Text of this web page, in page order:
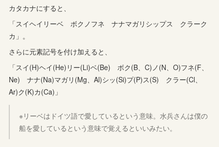
カタカナにすると、
「スイヘイリーベ ボクノフネ ナナマガリシップス クラーク
カ」。
さらに元素記号を付け加えると、
「スイ(H)ヘイ(He)リー(Li)ベ(Be) ボク(B、C)ノ(N、O)フネ(F、
Ne) ナナ(Na)マガリ(Mg、Al)シッ(Si)プ(P)ス(S) クラー(Cl、
Ar)ク(K)カ(Ca)」
※リーベはドイツ語で愛しているという意味。水兵さんは僕の
船を愛しているという意味で覚えるといいみたい。